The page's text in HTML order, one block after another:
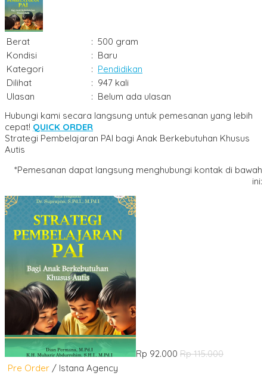
Berat : 500 gram
Kondisi
: Baru
Kategori
: Pendidikan
Dilihat
: 947 kali
Ulasan
: Belum ada ulasan
Hubungi kami secara langsung untuk pemesanan yang lebih
cepat! QUICK ORDER
Strategi Pembelajaran PAI bagi Anak Berkebutuhan Khusus
Autis
*Pemesanan dapat langsung menghubungi kontak di bawah
ini:
Rp 92.000 Rp 115.000
Pre Order / Istana Agency